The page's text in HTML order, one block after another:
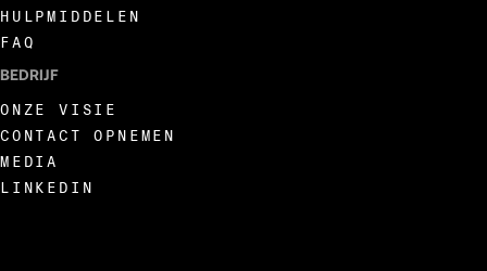
HULPMIDDELEN
FAQ
BEDRIJF
ONZE VISIE
CONTACT OPNEMEN
MEDIA
LINKEDIN